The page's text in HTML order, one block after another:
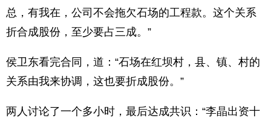
总，有我在，公司不会拖欠石场的工程款。这个关系
折合成股份，至少要占三成。”
侯卫东看完合同，道：“石场在红坝村，县、镇、村的
关系由我来协调，这也要折成股份。”
两人讨论了一个多小时，最后达成共识：“李晶出资十